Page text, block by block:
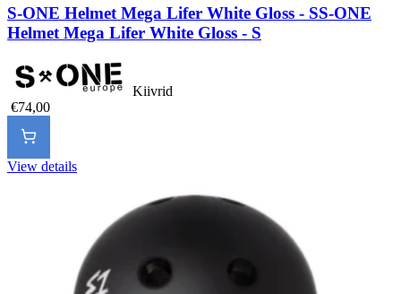
S-ONE Helmet Mega Lifer White Gloss - SS-ONE
Helmet Mega Lifer White Gloss - S
Kiivrid
€74,00
View details